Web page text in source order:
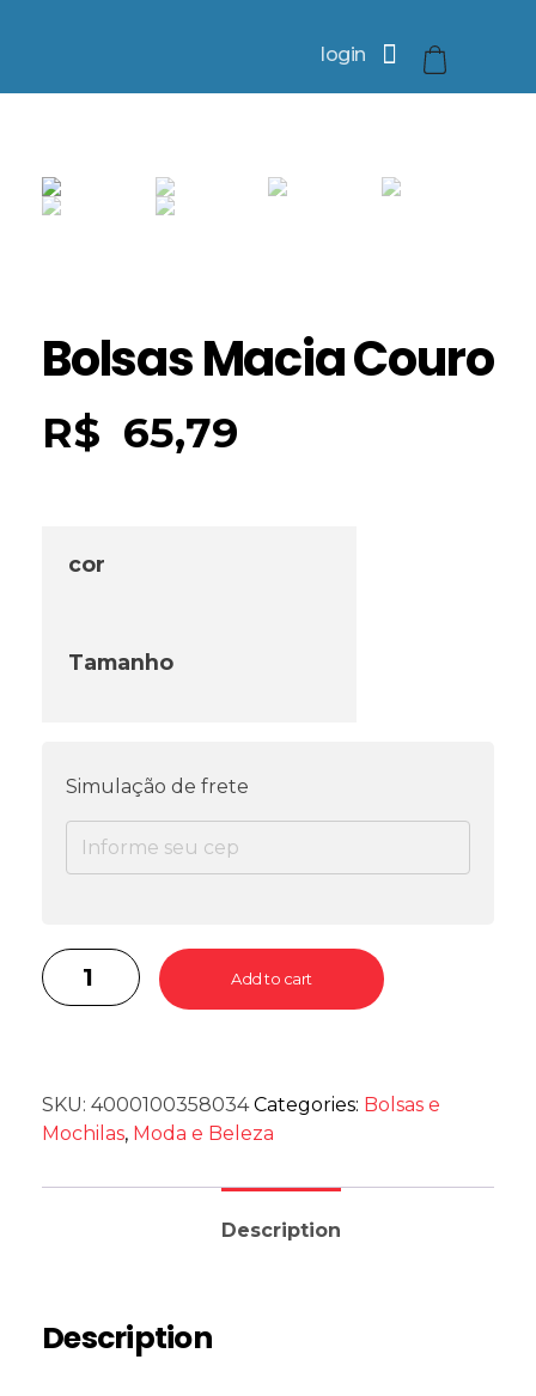
login
Bolsas Macia Couro
R$ 65,79
cor
Tamanho
Simulação de frete
Add to cart
SKU: 4000100358034 Categories: Bolsas e
Mochilas, Moda e Beleza
Description
Description